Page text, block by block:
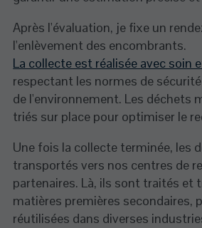
Après l'évaluation, je fixe un
l'enlèvement des encombrants.
La collecte est réalisée avec soin
respectant les normes de
de l'environnement. Les déchets
triés sur place pour optimiser le
Une fois la collecte terminée, les
transportés vers nos centres de
partenaires. Là, ils sont traités et
matières premières secondaires,
réutilisées dans diverses